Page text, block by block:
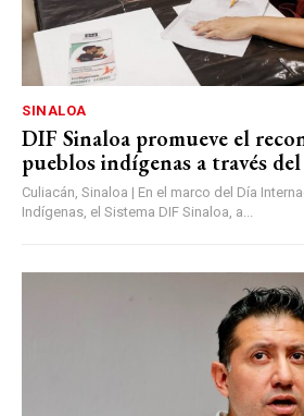
SINALOA
DIF Sinaloa promueve el
pueblos indígenas a través
Culiacán, Sinaloa | En el marco del Día
Indígenas, el Sistema DIF Sinaloa, a...